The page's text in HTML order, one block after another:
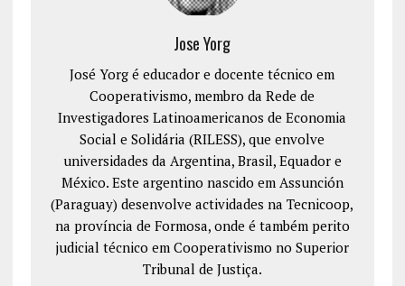
Jose Yorg
José Yorg é educador e docente técnico em
Cooperativismo, membro da Rede de
Investigadores Latinoamericanos de Economia
Social e Solidária (RILESS), que envolve
universidades da Argentina, Brasil, Equador e
México. Este argentino nascido em Assunción
(Paraguay) desenvolve actividades na Tecnicoop,
na província de Formosa, onde é também perito
judicial técnico em Cooperativismo no Superior
Tribunal de Justiça.